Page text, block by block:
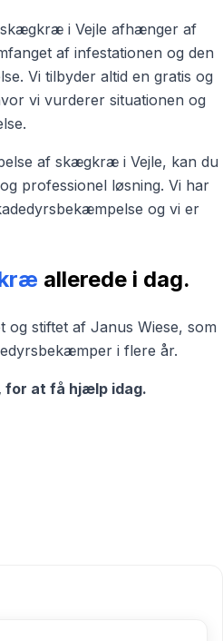
i Vejle afhænger af
af infestationen og den
Vi tilbyder altid en gratis og
vi vurderer situationen og
af skægkræ i Vejle, kan du
professionel løsning. Vi har
og vi er
allerede i dag.
og stiftet af Janus Wiese, som
i flere år.
for at få hjælp idag.